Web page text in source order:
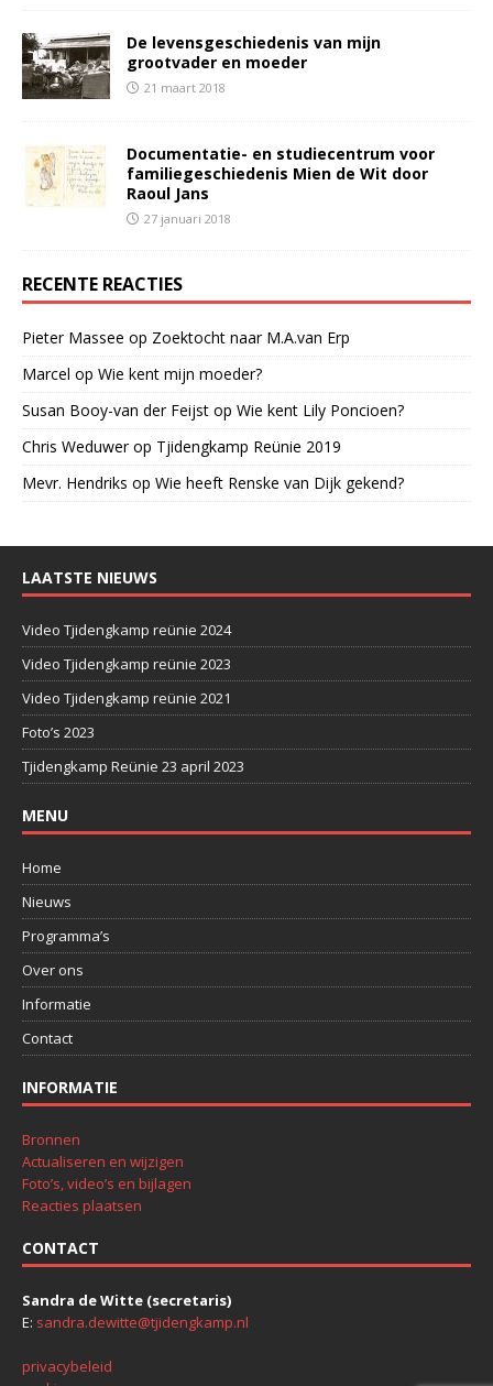
De levensgeschiedenis van mijn
grootvader en moeder
21 maart 2018
Documentatie- en studiecentrum voor
familiegeschiedenis Mien de Wit door
Raoul Jans
27 januari 2018
RECENTE REACTIES
Pieter Massee op Zoektocht naar M.A.van Erp
Marcel op Wie kent mijn moeder?
Susan Booy-van der Feijst op Wie kent Lily Poncioen?
Chris Weduwerop Tjidengkamp Reünie 2019
Mevr. Hendriks op Wie heeft Renske van Dijk gekend?
LAATSTE NIEUWS
Video Tjidengkamp reünie 2024
Video Tjidengkamp reünie 2023
Video Tjidengkamp reünie 2021
Foto’s 2023
Tjidengkamp Reünie 23 april 2023
MENU
Home
Nieuws
Programma’s
Over ons
Informatie
Contact
INFORMATIE
Bronnen
Actualiseren en wijzigen
Foto’s, video’s en bijlagen
Reacties plaatsen
CONTACT
Sandra de Witte (secretaris)
E: sandra.dewitte@tjidengkamp.nl
privacybeleid